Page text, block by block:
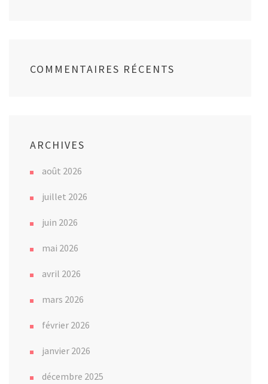
COMMENTAIRES RÉCENTS
ARCHIVES
août 2026
juillet 2026
juin 2026
mai 2026
avril 2026
mars 2026
février 2026
janvier 2026
décembre 2025